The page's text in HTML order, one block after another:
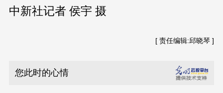
中新社记者 侯宇 摄
[ 责任编辑:邱晓琴 ]
您此时的心情